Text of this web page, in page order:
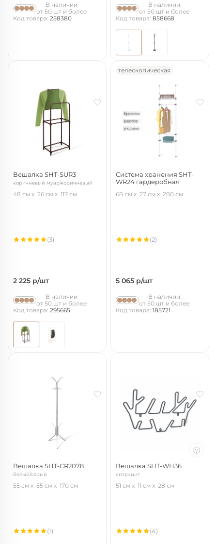
В наличии
от 50 шт и более
Код товара: 258380
В наличии
от 50 шт и более
Код товара: 858668
Вешалка SHT-SUR3
коричневый муар/коричневый
48 см 26 см 117 см
2 225 р/шт
(3)
В наличии
от 50 шт и более
Код товара: 295665
телескопическая
Система хранения SHT-
WR24 гардеробная
68 см 27 см 280 см
5 065 р/шт
(2)
В наличии
от 50 шт и более
Код товара: 185721
Вешалка SHT-CR2078
белый/серый
55 см 55 см 170 см
(1)
Вешалка SHT-WH36
антрацит
51 см 11 см 28 см
(4)